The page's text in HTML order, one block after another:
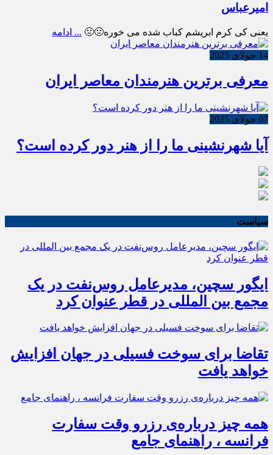
امیرعباس
یعنی کی کرم ابریشم کباب شده می خوره🤢🤢 ... ادامه
14 جولای 2025
معرفی برترین هنرمندان معاصر ایران
07 جولای 2025
آیا شهرنشینی ما را از هنر دور کرده است؟
سیاست
ایگور سچین، مدیرعامل روس‌نفت در یک
مجمع بین المللی در قطر عنوان کرد
تقاضا برای سوخت فسیلی در جهان افزایش
خواهد یافت
همه چیز درباره‌ی رزرو وقت سفارت
فرانسه ، راهنمای جامع